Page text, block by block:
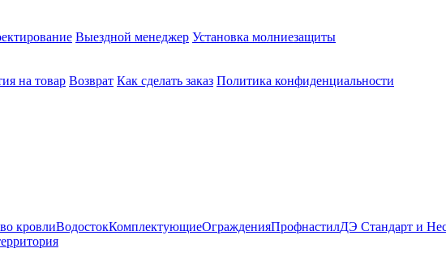
Выездной менеджер Установка молниезащиты
на товар Возврат Как сделать заказ Политика конфиденциальности
кровлиВодостокКомплектующиеОгражденияПрофнастилДЭ Стандарт и